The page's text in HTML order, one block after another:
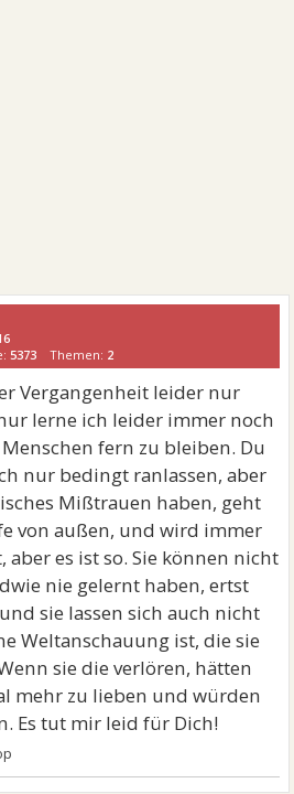
5373 Themen: 2
Vergangenheit leider nur
lerne ich leider immer noch
fern zu bleiben. Du
nur bedingt ranlassen, aber
Mißtrauen haben, geht
von außen, und wird immer
aber es ist so. Sie können nicht
nie gelernt haben, ertst
sie lassen sich auch nicht
Weltanschauung ist, die sie
sie die verlören, hätten
mehr zu lieben und würden
Es tut mir leid für Dich!